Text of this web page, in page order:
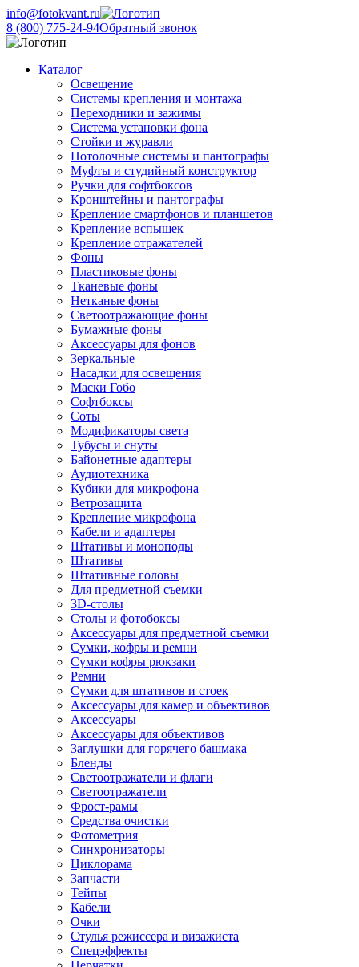
info@fotokvant.ru
8 (800) 775-24-94Обратный звонок
Каталог
Освещение
Системы крепления и монтажа
Переходники и зажимы
Система установки фона
Стойки и журавли
Потолочные системы и пантографы
Муфты и студийный конструктор
Ручки для софтбоксов
Кронштейны и пантографы
Крепление смартфонов и планшетов
Крепление вспышек
Крепление отражателей
Фоны
Пластиковые фоны
Тканевые фоны
Нетканые фоны
Светоотражающие фоны
Бумажные фоны
Аксессуары для фонов
Зеркальные
Насадки для освещения
Маски Гобо
Софтбоксы
Соты
Модификаторы света
Тубусы и снуты
Байонетные адаптеры
Аудиотехника
Кубики для микрофона
Ветрозащита
Крепление микрофона
Кабели и адаптеры
Штативы и моноподы
Штативы
Штативные головы
Для предметной съемки
3D-столы
Столы и фотобоксы
Аксессуары для предметной съемки
Сумки, кофры и ремни
Сумки кофры рюкзаки
Ремни
Сумки для штативов и стоек
Аксессуары для камер и объективов
Аксессуары
Аксессуары для объективов
Заглушки для горячего башмака
Бленды
Светоотражатели и флаги
Светоотражатели
Фрост-рамы
Средства очистки
Фотометрия
Синхронизаторы
Циклорама
Запчасти
Тейпы
Кабели
Очки
Стулья режиссера и визажиста
Спецэффекты